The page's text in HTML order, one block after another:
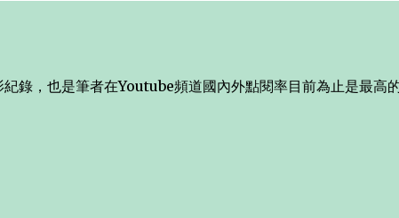
錄，也是筆者在Youtube頻道國內外點閱率目前為止是最高